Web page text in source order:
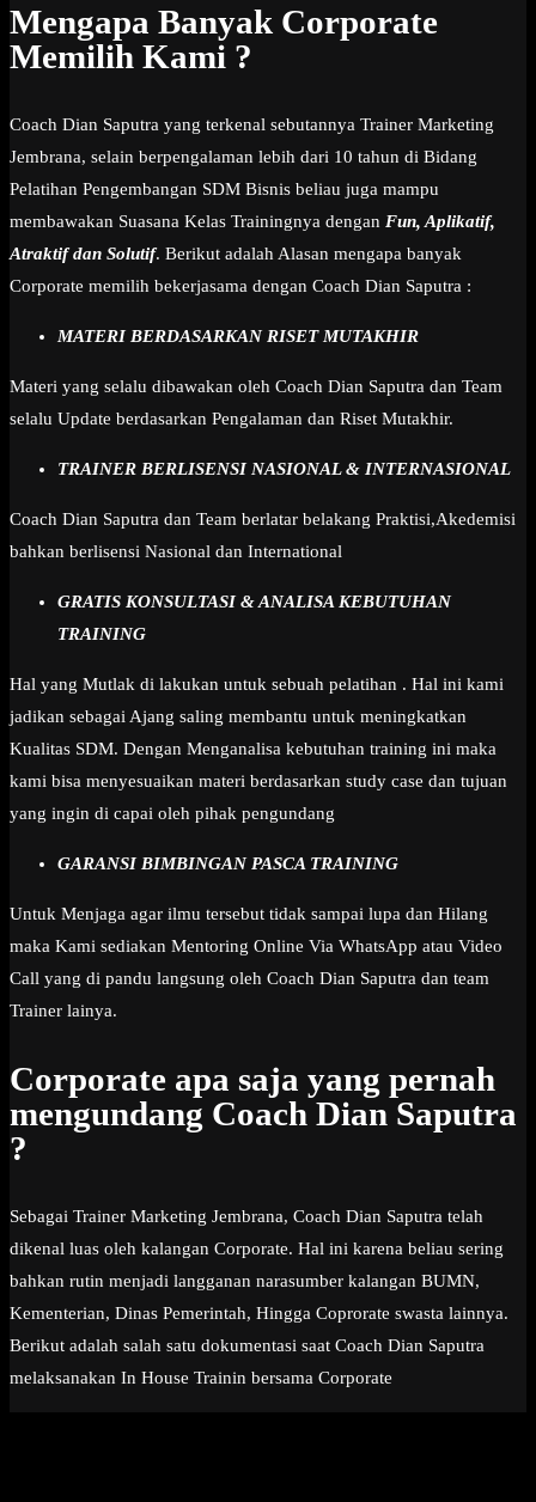
Mengapa Banyak Corporate
Memilih Kami ?
Coach Dian Saputra yang terkenal sebutannya Trainer Marketing
Jembrana, selain berpengalaman lebih dari 10 tahun di Bidang
Pelatihan Pengembangan SDM Bisnis beliau juga mampu
membawakan Suasana Kelas Trainingnya dengan Fun, Aplikatif,
Atraktif dan Solutif. Berikut adalah Alasan mengapa banyak
Corporate memilih bekerjasama dengan Coach Dian Saputra :
MATERI BERDASARKAN RISET MUTAKHIR
Materi yang selalu dibawakan oleh Coach Dian Saputra dan Team
selalu Update berdasarkan Pengalaman dan Riset Mutakhir.
TRAINER BERLISENSI NASIONAL & INTERNASIONAL
Coach Dian Saputra dan Team berlatar belakang Praktisi,Akedemisi
bahkan berlisensi Nasional dan International
GRATIS KONSULTASI & ANALISA KEBUTUHAN
TRAINING
Hal yang Mutlak di lakukan untuk sebuah pelatihan . Hal ini kami
jadikan sebagai Ajang saling membantu untuk meningkatkan
Kualitas SDM. Dengan Menganalisa kebutuhan training ini maka
kami bisa menyesuaikan materi berdasarkan study case dan tujuan
yang ingin di capai oleh pihak pengundang
GARANSI BIMBINGAN PASCA TRAINING
Untuk Menjaga agar ilmu tersebut tidak sampai lupa dan Hilang
maka Kami sediakan Mentoring Online Via WhatsApp atau Video
Call yang di pandu langsung oleh Coach Dian Saputra dan team
Trainer lainya.
Corporate apa saja yang pernah
mengundang Coach Dian Saputra
?
Sebagai Trainer Marketing Jembrana, Coach Dian Saputra telah
dikenal luas oleh kalangan Corporate. Hal ini karena beliau sering
bahkan rutin menjadi langganan narasumber kalangan BUMN,
Kementerian, Dinas Pemerintah, Hingga Coprorate swasta lainnya.
Berikut adalah salah satu dokumentasi saat Coach Dian Saputra
melaksanakan In House Trainin bersama Corporate